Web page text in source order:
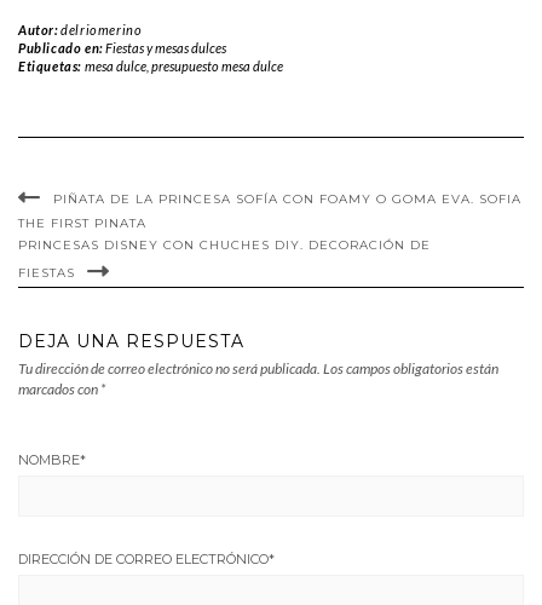
Autor:delriomerino
Publicado en:Fiestas y mesas dulces
Etiquetas: mesa dulce, presupuesto mesa dulce
PIÑATA DE LA PRINCESA SOFÍA CON FOAMY O GOMA EVA. SOFIA
THE FIRST PINATA
PRINCESAS DISNEY CON CHUCHES DIY. DECORACIÓN DE
FIESTAS
DEJA UNA RESPUESTA
Tu dirección de correo electrónico no será publicada. Los campos obligatorios están
marcados con *
NOMBRE*
DIRECCIÓN DE CORREO ELECTRÓNICO*